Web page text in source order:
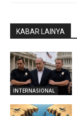
KABAR LAINYA
INTERNASIONAL